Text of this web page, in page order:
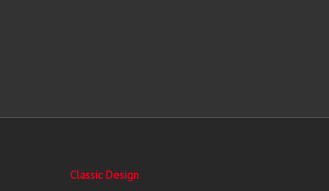
Classic Design